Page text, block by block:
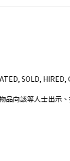
SOLD,
向該等人士出示、